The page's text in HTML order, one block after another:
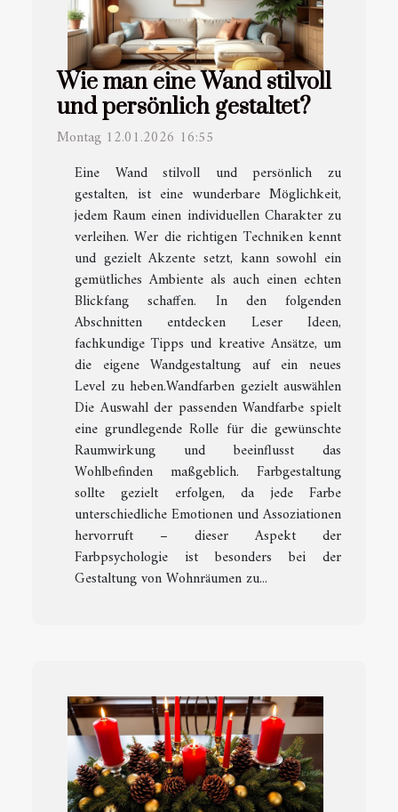
Wie man eine Wand stilvoll
und persönlich gestaltet?
Montag 12.01.2026 16:55
Eine Wand stilvoll und persönlich zu
gestalten, ist eine wunderbare Möglichkeit,
jedem Raum einen individuellen Charakter zu
verleihen. Wer die richtigen Techniken kennt
und gezielt Akzente setzt, kann sowohl ein
gemütliches Ambiente als auch einen echten
Blickfang schaffen. In den folgenden
Abschnitten entdecken Leser Ideen,
fachkundige Tipps und kreative Ansätze, um
die eigene Wandgestaltung auf ein neues
Level zu heben.Wandfarben gezielt auswählen
Die Auswahl der passenden Wandfarbe spielt
eine grundlegende Rolle für die gewünschte
Raumwirkung und beeinflusst das
Wohlbefinden maßgeblich. Farbgestaltung
sollte gezielt erfolgen, da jede Farbe
unterschiedliche Emotionen und Assoziationen
hervorruft – dieser Aspekt der
Farbpsychologie ist besonders bei der
Gestaltung von Wohnräumen zu...